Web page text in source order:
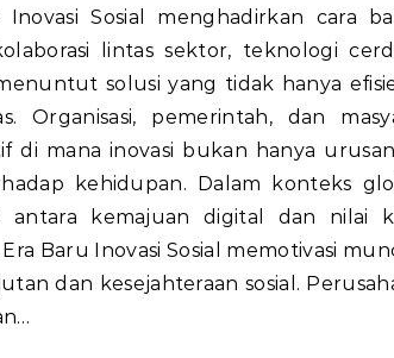
lintas sektor, teknologi
solusi yang tidak hanya
Organisasi, pemerintah, dan
di mana inovasi bukan hanya
kehidupan. Dalam konteks
antara kemajuan digital dan nilai
Baru Inovasi Sosial memotivasi
dan kesejahteraan sosial.